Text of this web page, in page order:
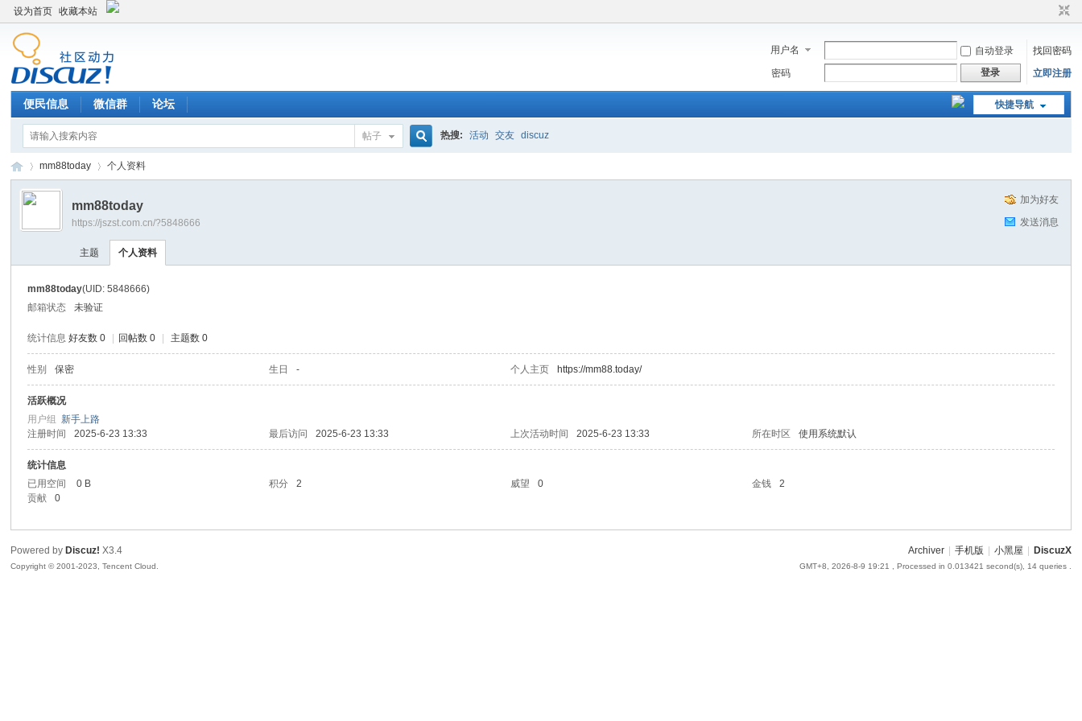
设为首页 收藏本站
用户名 自动登录
找回密码
密码
登录 立即注册
快捷导航
便民信息 微信群 论坛
帖子 热搜: 活动 交友 discuz
uz!
›
mm88today 个人资料
加为好友
发送消息
mm88today
https://jszst.com.cn/?5848666
主题 个人资料
mm88today(UID: 5848666)
邮箱状态
未验证
统计信息 好友数 0 回帖数 0 主题数 0
性别 保密 生日 - 个人主页 https://mm88.today/
活跃概况
用户组新手上路
注册时间
2025-6-23 13:33 最后访问 2025-6-23 13:33 上次活动时间 2025-6-23 13:33 所在时区 使用系统默认
统计信息
已用空间
0 B 积分 2 威望 0 金钱
2
贡献
0
Archiver 手机版 小黑屋 DiscuzX
GMT+8, 2026-8-9 19:21 , Processed in 0.013421 second(s), 14 queries .
Powered by Discuz! X3.4
Copyright © 2001-2023, Tencent Cloud.